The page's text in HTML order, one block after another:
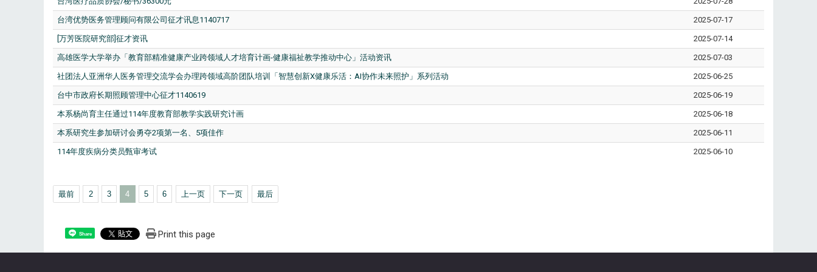
台湾优势医务管理顾问有限公司征才讯息1140717 2025-07-17
[万芳医院研究部]征才资讯 2025-07-14
高雄医学大学举办「教育部精准健康产业跨领域人才培育计画-健康福祉教学推动中心」活动资讯 2025-07-03
社团法人亚洲华人医务管理交流学会办理跨领域高阶团队培训「智慧创新X健康乐活：AI协作未来照护」系列活动 2025-06-25
台中市政府长期照顾管理中心征才1140619 2025-06-19
本系杨尚育主任通过114年度教育部教学实践研究计画 2025-06-18
本系研究生参加研讨会勇夺2项第一名、5项佳作 2025-06-11
114年度疾病分类员甄审考试 2025-06-10
最前 2 3 4 5 6 上一页 下一页 最后
Share Print this page